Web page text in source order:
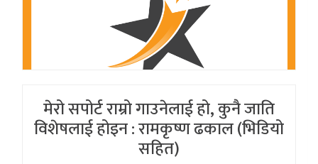
मेरो सपोर्ट राम्रो गाउनेलाई हो, कुनै जाति
विशेषलाई होइन : रामकृष्ण ढकाल (भिडियो
सहित)